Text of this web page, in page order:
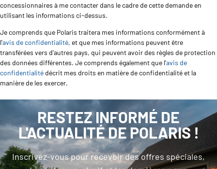
concessionnaires à me contacter dans le cadre de cette demande en
utilisant les informations ci-dessus.
Je comprends que Polaris traitera mes informations conformément à
l'avis de confidentialité, et que mes informations peuvent être
transférées vers d'autres pays, qui peuvent avoir des règles de protection
des données différentes. Je comprends également que l'avis de
confidentialité décrit mes droits en matière de confidentialité et la
manière de les exercer.
RESTEZ INFORMÉ DE
L'ACTUALITÉ DE POLARIS !
Inscrivez-vous pour recevoir des offres spéciales,